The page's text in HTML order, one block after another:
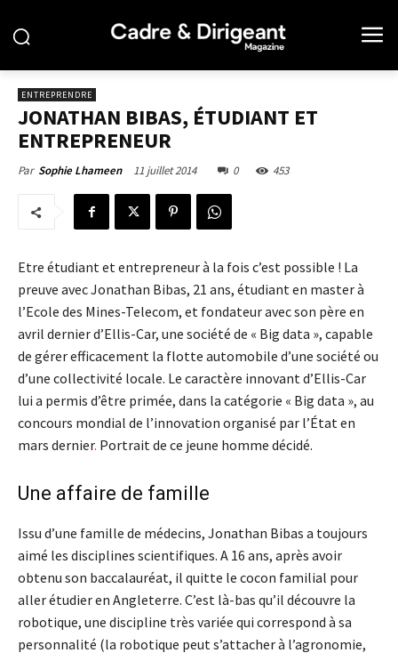
ENTREPRENDRE
JONATHAN BIBAS, ÉTUDIANT ET
ENTREPRENEUR
Par Sophie Lhameen 11 juillet 2014 0 453
Etre étudiant et entrepreneur à la fois c’est possible ! La
preuve avec Jonathan Bibas, 21 ans, étudiant en master à
l’Ecole des Mines-Telecom, et fondateur avec son père en
avril dernier d’Ellis-Car, une société de « Big data », capable
de gérer efficacement la flotte automobile d’une société ou
d’une collectivité locale. Le caractère innovant d’Ellis-Car
lui a permis d’être primée, dans la catégorie « Big data », au
concours mondial de l’innovation organisé par l’État en
mars dernier. Portrait de ce jeune homme décidé.
Une affaire de famille
Issu d’une famille de médecins, Jonathan Bibas a toujours
aimé les disciplines scientifiques. A 16 ans, après avoir
obtenu son baccalauréat, il quitte le cocon familial pour
aller étudier en Angleterre. C’est là-bas qu’il découvre la
robotique, une discipline très variée qui correspond à sa
personnalité (la robotique peut s’attacher à l’agronomie,